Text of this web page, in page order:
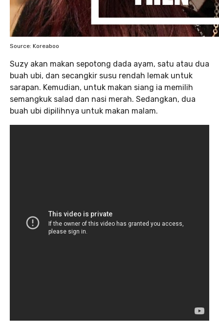
Source: Koreaboo
Suzy akan makan sepotong dada ayam, satu atau dua
buah ubi, dan secangkir susu rendah lemak untuk
sarapan. Kemudian, untuk makan siang ia memilih
semangkuk salad dan nasi merah. Sedangkan, dua
buah ubi dipilihnya untuk makan malam.